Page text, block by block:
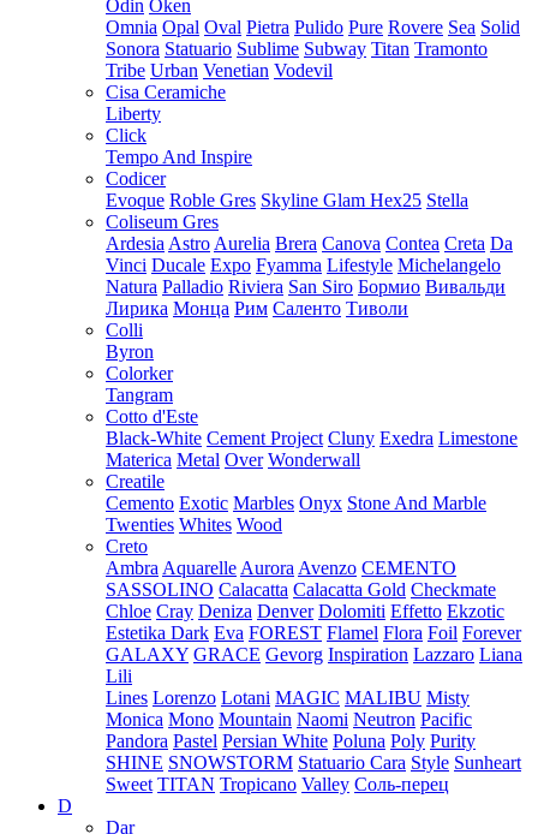
Odin Oken
Omnia Opal Oval Pietra Pulido Pure Rovere Sea Solid
Sonora Statuario Sublime Subway Titan Tramonto
Tribe Urban Venetian Vodevil
Cisa Ceramiche
Liberty
Click
Tempo And Inspire
Codicer
Evoque Roble Gres Skyline Glam Hex25 Stella
Coliseum Gres
Ardesia Astro Aurelia Brera Canova Contea Creta Da
Vinci Ducale Expo Fyamma Lifestyle Michelangelo
Natura Palladio Riviera San Siro Бормио Вивальди
Лирика Монца Рим Саленто Тиволи
Colli
Byron
Colorker
Tangram
Cotto d'Este
Black-White Cement Project Cluny Exedra Limestone
Materica Metal Over Wonderwall
Creatile
Cemento Exotic Marbles Onyx Stone And Marble
Twenties Whites Wood
Creto
Ambra Aquarelle Aurora Avenzo CEMENTO
SASSOLINO Calacatta Calacatta Gold Checkmate
Chloe Cray Deniza Denver Dolomiti Effetto Ekzotic
Estetika Dark Eva FOREST Flamel Flora Foil Forever
GALAXY GRACE Gevorg Inspiration Lazzaro Liana
Lili
Lines Lorenzo Lotani MAGIC MALIBU Misty
Monica Mono Mountain Naomi Neutron Pacific
Pandora Pastel Persian White Poluna Poly Purity
SHINE SNOWSTORM Statuario Cara Style Sunheart
Sweet TITAN Tropicano Valley Соль-перец
D
Dar